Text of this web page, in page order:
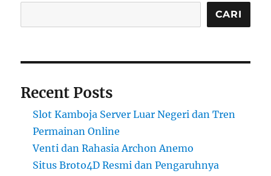
CARI
Recent Posts
Slot Kamboja Server Luar Negeri dan Tren
Permainan Online
Venti dan Rahasia Archon Anemo
Situs Broto4D Resmi dan Pengaruhnya